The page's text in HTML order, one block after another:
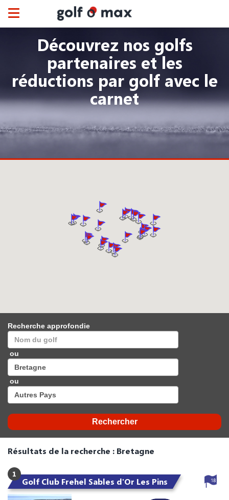
Toggle
Découvrez nos golfs
partenaires et les
réductions par golf avec le
carnet
Recherche approfondie
ou
ou
Résultats de la recherche : Bretagne
1
Golf Club Frehel Sables d'Or Les Pins 18
Panneau de gestion des cookies